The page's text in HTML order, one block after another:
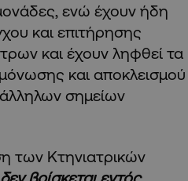
ενώ έχουν ήδη
και επιτήρησης
και έχουν ληφθεί τα
και αποκλεισμού
σημείων
των Κτηνιατρικών
βρίσκεται εντός